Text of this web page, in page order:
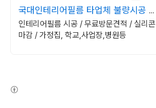
국대인테리어필름 타업체 불량시공 재
시공가능
인테리어필름 시공 / 무료방문견적 / 실리콘
마감 / 가정집, 학교,사업장,병원등